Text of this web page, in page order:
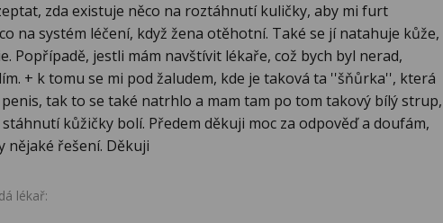
zda existuje něco na roztáhnutí kuličky, aby mi furt
na systém léčení, když žena otěhotní. Také se jí natahuje kůže,
Popřípadě, jestli mám navštívit lékaře, což bych byl nerad,
+ k tomu se mi pod žaludem, kde je taková ta ''šňůrka'', která
tak to se také natrhlo a mam tam po tom takový bílý strup,
kůžičky bolí. Předem děkuji moc za odpověď a doufám,
nějaké řešení. Děkuji
lékař: